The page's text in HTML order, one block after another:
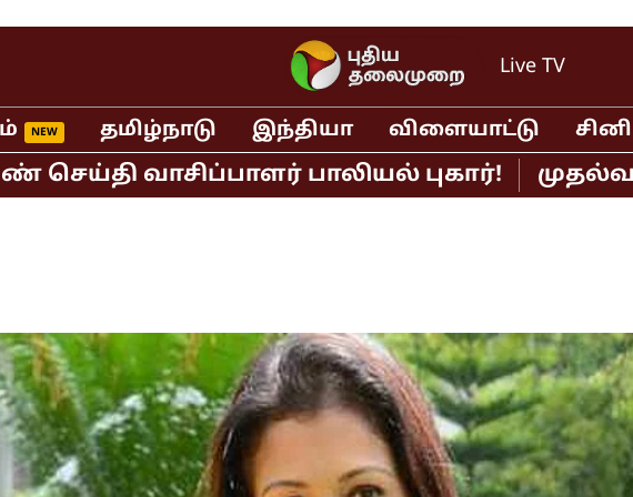
Live TV
தமிழ்நாடு இந்தியா விளையாட்டு
வாசிப்பாளர் பாலியல் புகார்! முதல்வர்